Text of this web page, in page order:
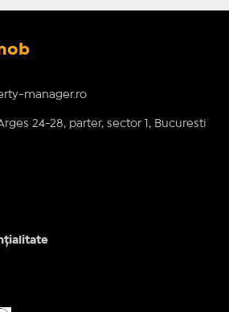
manager.ro
24-28, parter, sector 1, Bucuresti